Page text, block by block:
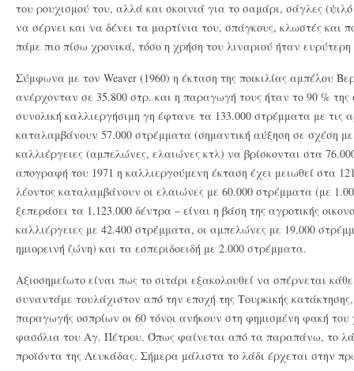
του ρουχισμού του, αλλά και σκοινιά για το σαμάρι, σάγλες (ψιλό
να σέρνει και να δένει τα μαρτίνια του, σπάγκους, κλωστές και
πάμε πιο πίσω χρονικά, τόσο η χρήση του λιναριού ήταν
Σύμφωνα με τον Weaver (1960) η έκταση της ποικιλίας αμπέλου
ανέρχονταν σε 35.800 στρ. και η παραγωγή τους ήταν το 90 % της
συνολική καλλιεργήσιμη γη έφτανε τα 133.000 στρέμματα με τις
καταλαμβάνουν 57.000 στρέμματα (σημαντική αύξηση σε σχέση με
καλλιέργειες (αμπελώνες, ελαιώνες κτλ) να βρίσκονται στα
απογραφή του 1971 η καλλιεργούμενη έκταση έχει μειωθεί στα
λέοντος καταλαμβάνουν οι ελαιώνες με 60.000 στρέμματα (με
ξεπεράσει τα 1.123.000 δέντρα – είναι η βάση της αγροτικής
καλλιέργειες με 42.400 στρέμματα, οι αμπελώνες με 19.000
ημιορεινή ζώνη) και τα εσπεριδοειδή με 2.000 στρέμματα.
Αξιοσημείωτο είναι πως το σιτάρι εξακολουθεί να σπέρνεται
συναντάμε τουλάχιστον από την εποχή της Τουρκικής
παραγωγής οσπρίων οι 60 τόνοι ανήκουν στη φημισμένη φακή του
φασόλια του Αγ. Πέτρου. Όπως φαίνεται από τα παραπάνω, το
προϊόντα της Λευκάδας. Σήμερα μάλιστα το λάδι έρχεται στην